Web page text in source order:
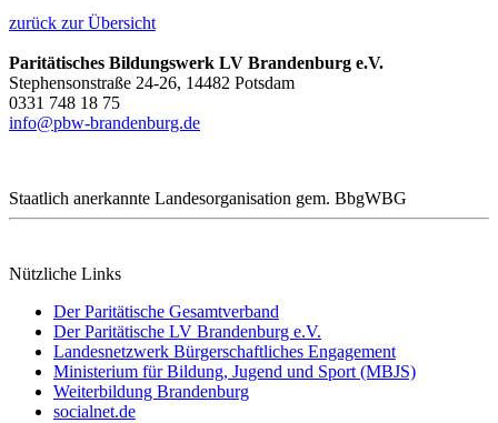
zurück zur Übersicht
Paritätisches Bildungswerk LV Brandenburg e.V.
Stephensonstraße 24-26, 14482 Potsdam
0331 748 18 75
info@pbw-brandenburg.de
Staatlich anerkannte Landesorganisation gem. BbgWBG
Nützliche Links
Der Paritätische Gesamtverband
Der Paritätische LV Brandenburg e.V.
Landesnetzwerk Bürgerschaftliches Engagement
Ministerium für Bildung, Jugend und Sport (MBJS)
Weiterbildung Brandenburg
socialnet.de